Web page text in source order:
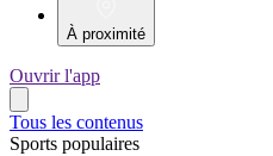
À proximité
Ouvrir l'app
Tous les contenus
Sports populaires